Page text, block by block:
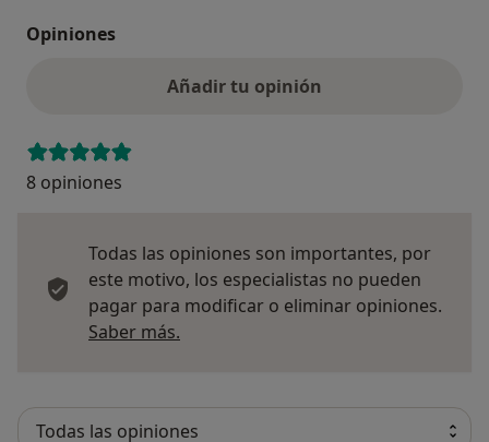
Opiniones
Añadir tu opinión
8 opiniones
Todas las opiniones son importantes, por
este motivo, los especialistas no pueden
pagar para modificar o eliminar opiniones.
Saber más.